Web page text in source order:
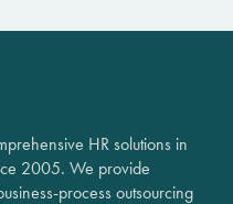
HR solutions in
2005. We provide
process outsourcing